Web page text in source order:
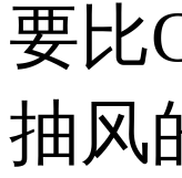
要比
抽风